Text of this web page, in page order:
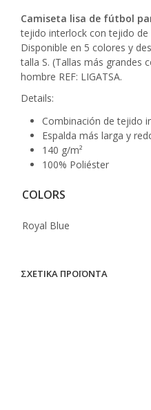
Camiseta lisa de fútbol
tejido interlock con tejido
Disponible en 5 colores y
talla S. (Tallas más grandes
hombre REF: LIGATSA.
Details:
Combinación de tejido
Espalda más larga y
140 g/m²
100% Poliéster
COLORS
Royal Blue
ΣΧΕΤΙΚΆ ΠΡΟΪΌΝΤΑ